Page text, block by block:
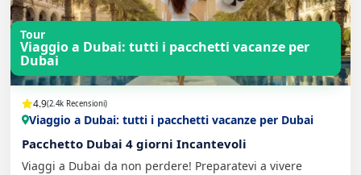
Tour
Viaggio a Dubai: tutti i pacchetti vacanze per
Dubai
4.9(2.4k Recensioni)
Viaggio a Dubai: tutti i pacchetti vacanze per Dubai
Pacchetto Dubai 4 giorni Incantevoli
Viaggi a Dubai da non perdere! Preparatevi a vivere